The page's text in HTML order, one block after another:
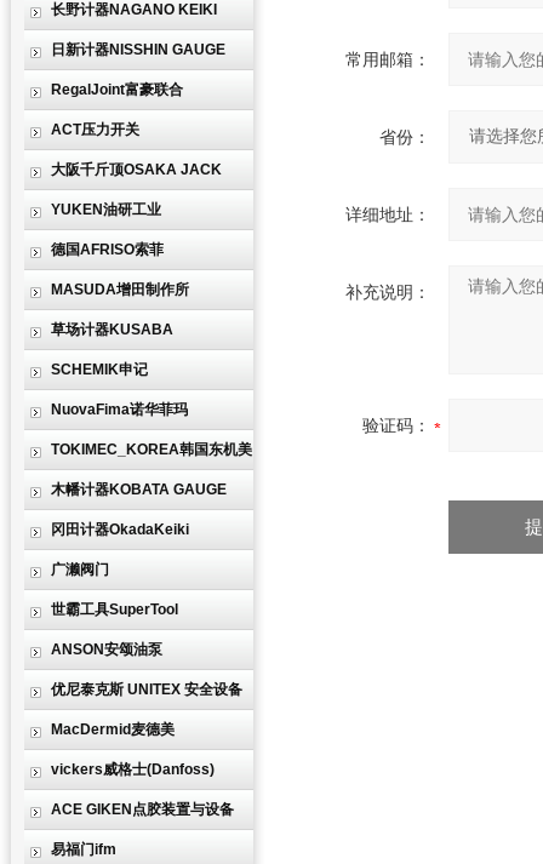
长野计器NAGANO KEIKI
日新计器NISSHIN GAUGE
RegalJoint富豪联合
ACT压力开关
大阪千斤顶OSAKA JACK
YUKEN油研工业
德国AFRISO索菲
MASUDA增田制作所
草场计器KUSABA
SCHEMIK申记
NuovaFima诺华菲玛
TOKIMEC_KOREA韩国东机美
木幡计器KOBATA GAUGE
冈田计器OkadaKeiki
广濑阀门
世霸工具SuperTool
ANSON安颂油泵
优尼泰克斯 UNITEX 安全设备
MacDermid麦德美
vickers威格士(Danfoss)
ACE GIKEN点胶装置与设备
易福门ifm
常用邮箱：
省份：
详细地址：
补充说明：
验证码：